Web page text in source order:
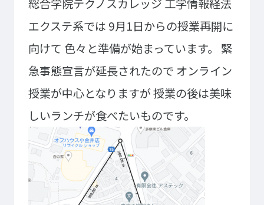
卒後ビジョン
4つの学びのプラン
大学コース
TECHNOSゼミ
グローバルラーニング
ビジネスパーク
学院のご紹介
建学の精神・学院長挨拶
沿革（学院の歴史）
動画で見るテクノスカレッ
学科一覧
WEBエントリー・WEB出願 情報公開・シラバス
東京工学院専門学校
総合学院テクノスカレッジ 工学情報経法
エクステ系では 9月1日からの授業再開に
向けて 色々と準備が始まっています。
緊
急事態宣言が延長されたので オンライン
授業が中心となりますが授業の後は美味
しいランチが食べたいものです。